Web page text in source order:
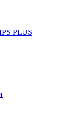
PLUS